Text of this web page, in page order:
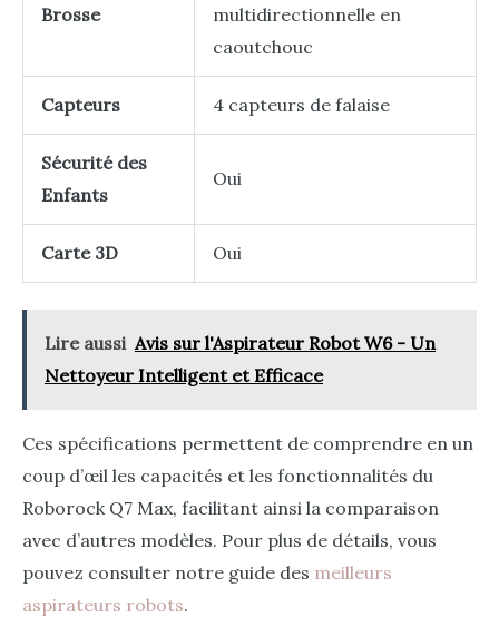
Brosse
multidirectionnelle en
caoutchouc
Capteurs 4 capteurs de falaise
Sécurité des
Enfants
Oui
Carte 3D Oui
Lire aussi Avis sur l'Aspirateur Robot W6 - Un
Nettoyeur Intelligent et Efficace
Ces spécifications permettent de comprendre en un
coup d’œil les capacités et les fonctionnalités du
Roborock Q7 Max, facilitant ainsi la comparaison
avec d’autres modèles. Pour plus de détails, vous
pouvez consulter notre guide des meilleurs
aspirateurs robots.